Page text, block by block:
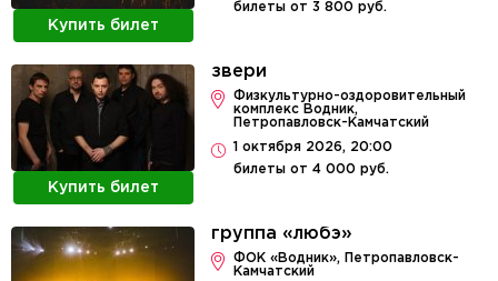
Купить билет
билеты от 3 800 руб.
Купить билет
звери
​Физкультурно-оздоровительный
комплекс Водник,
Петропавловск-Камчатский
1 октября 2026, 20:00
билеты от 4 000 руб.
группа «любэ»
ФОК «Водник», Петропавловск-
Камчатский